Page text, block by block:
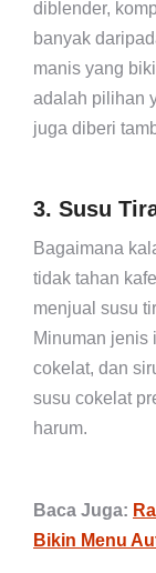
diblender,
banyak
manis yang
adalah pilihan
juga diberi
3. Susu
Bagaimana
tidak tahan
menjual susu
Minuman jenis
cokelat, dan
susu cokelat
harum.
Baca Juga:
Bikin Menu